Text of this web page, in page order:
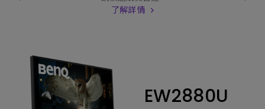
了解詳情
EW2880U